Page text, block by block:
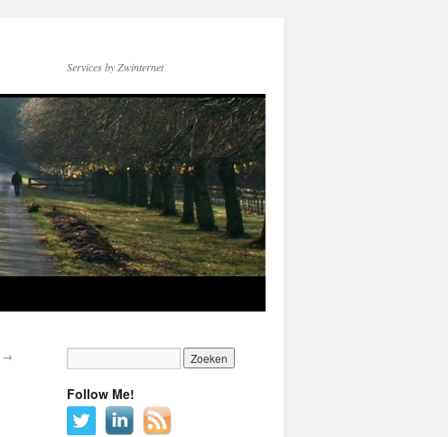
Services by Zwinternet
→
Follow Me!